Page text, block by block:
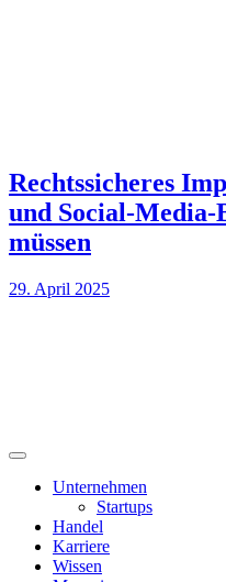
Rechtssicheres
und Social-Media-
müssen
29. April 2025
Unternehmen
Startups
Handel
Karriere
Wissen